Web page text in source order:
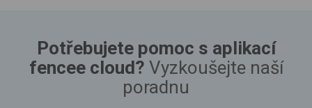
Potřebujete pomoc s aplikací
fencee cloud? Vyzkoušejte naší
poradnu